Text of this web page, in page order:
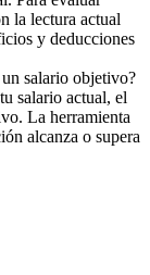
la lectura actual
y deducciones
salario objetivo?
salario actual, el
La herramienta
alcanza o supera